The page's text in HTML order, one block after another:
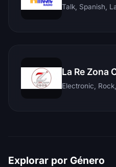
Talk, Spanish,
La Re Zona
Explorar por Género